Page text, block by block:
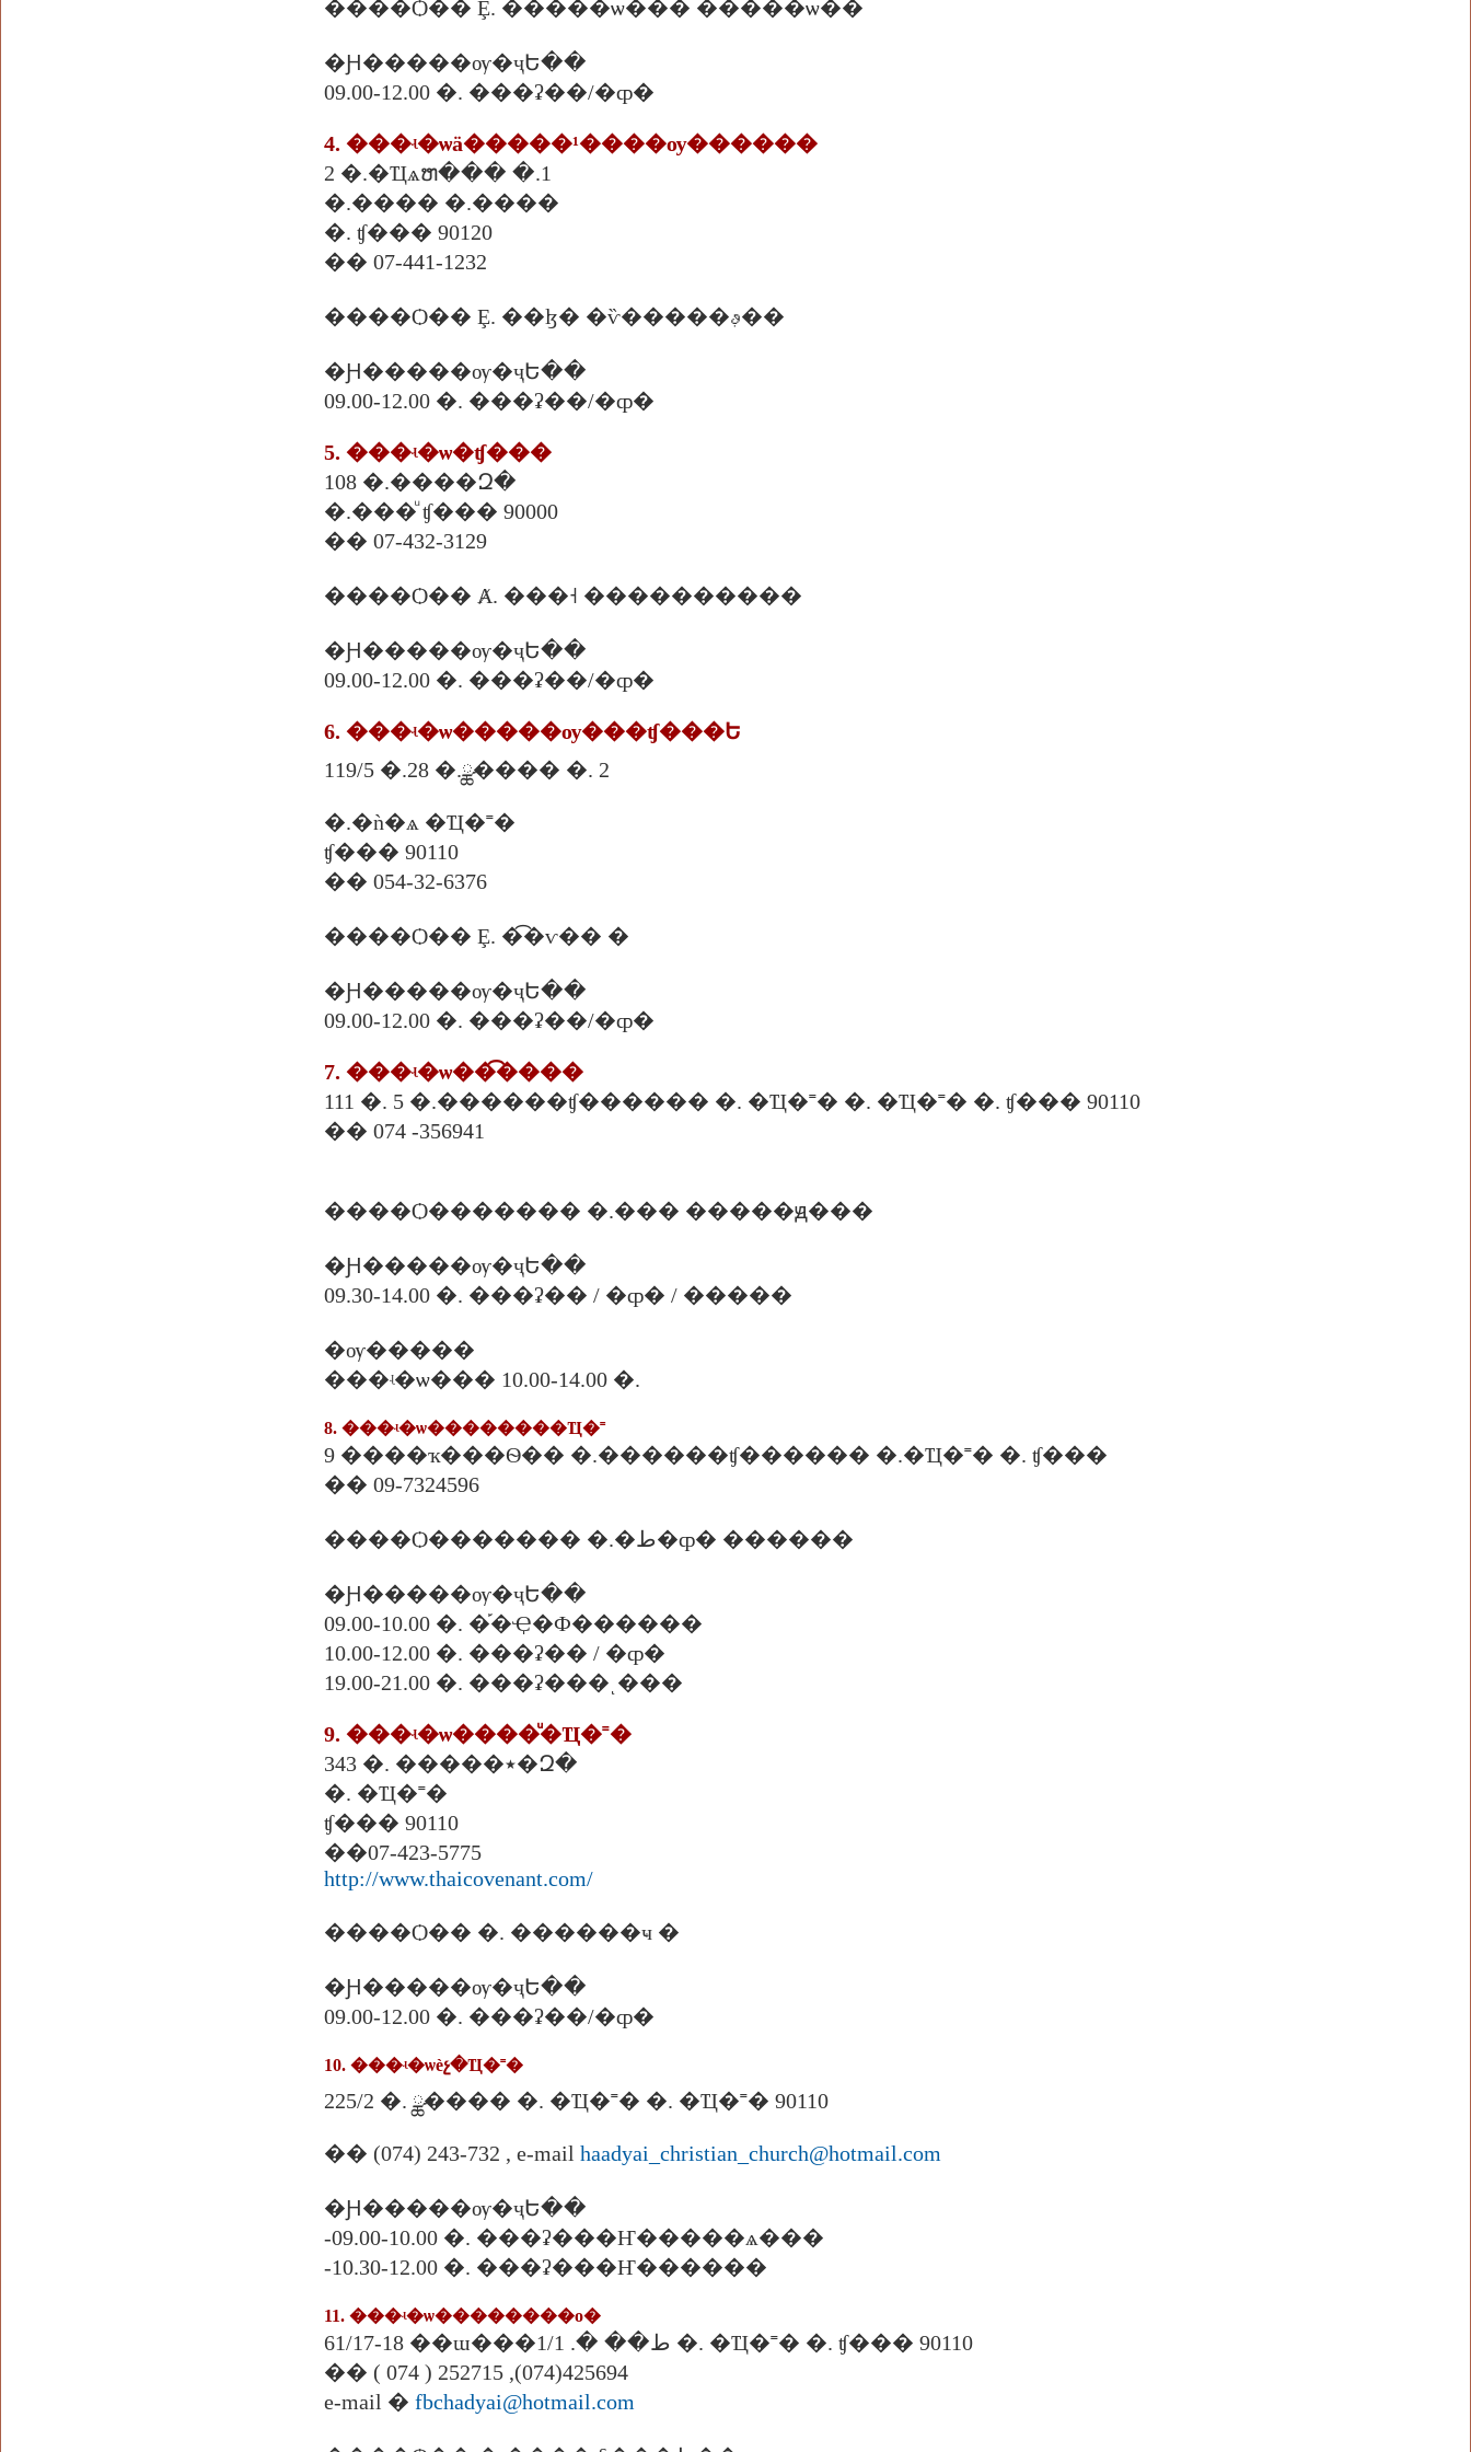
����Ѻ�� Ȩ. �����ѡ��� �����ѡ��
�Ԩ�����ѹ�ҷԵ��
09.00-12.00 �. ���ʡ��/�ȹ�
4. ���ʵ�ѡä�����¹����ѹ������
2 �.�Ҵѧຫ��� �.1
�.���� �.����
�. ʧ��� 90120
�� 07-441-1232
����Ѻ�� Ȩ. ��ɮ� �ѷ�����ࢵ��
�Ԩ�����ѹ�ҷԵ��
09.00-12.00 �. ���ʡ��/�ȹ�
5. ���ʵ�ѡ�ʧ���
108 �.����Զ�
�.���ͧ ʧ��� 90000
�� 07-432-3129
����Ѻ�� Ⱥ. ���˧ ����������
�Ԩ�����ѹ�ҷԵ��
09.00-12.00 �. ���ʡ��/�ȹ�
6. ���ʵ�ѡ�����ѹ���ʧ���Ե
119/5 �.28 �.ྪ���� �. 2
�.�ǹ�ѧ �Ҵ�˭�
ʧ��� 90110
�� 054-32-6376
����Ѻ�� Ȩ. �͡�ѵ�� �
�Ԩ�����ѹ�ҷԵ��
09.00-12.00 �. ���ʡ��/�ȹ�
7. ���ʵ�ѡ��͡����
111 �. 5 �.������ʧ������ �. �Ҵ�˭� �. �Ҵ�˭� �. ʧ��� 90110
�� 074 -356941
����Ѻ������� �.��� �����ԭ���
�Ԩ�����ѹ�ҷԵ��
09.30-14.00 �. ���ʡ�� / �ȹ� / �����
�ѹ�����
���ʵ�ѡ��� 10.00-14.00 �.
8. ���ʵ�ѡ��������Ҵ�˭
9 ����ҡ���Ѳ�� �.������ʧ������ �.�Ҵ�˭� �. ʧ���
�� 09-7324596
����Ѻ������� �.�ط�ȹ� ������
�Ԩ�����ѹ�ҷԵ��
09.00-10.00 �. �֡�Ҿ�Ф������
10.00-12.00 �. ���ʡ�� / �ȹ�
19.00-21.00 �. ���ʡ���ͺ���
9. ���ʵ�ѡ����ͧ�Ҵ�˭�
343 �. �����٭�Զ�
�. �Ҵ�˭�
ʧ��� 90110
��07-423-5775
http://www.thaicovenant.com/
����Ѻ�� �. ������ҹ �
�Ԩ�����ѹ�ҷԵ��
09.00-12.00 �. ���ʡ��/�ȹ�
10. ���ʵ�ѡèչ�Ҵ�˭�
225/2 �. ྪ���� �. �Ҵ�˭� �. �Ҵ�˭� 90110
�� (074) 243-732 , e-mail haadyai_christian_church@hotmail.com
�Ԩ�����ѹ�ҷԵ��
-09.00-10.00 �. ���ʡ���Ҥ�����ѧ���
-10.30-12.00 �. ���ʡ���Ҥ������
11. ���ʵ�ѡ��������о�
61/17-18 ��ɯ���ط�� �. 1/1 �. �Ҵ�˭� �. ʧ��� 90110
�� ( 074 ) 252715 ,(074)425694
e-mail � fbchadyai@hotmail.com